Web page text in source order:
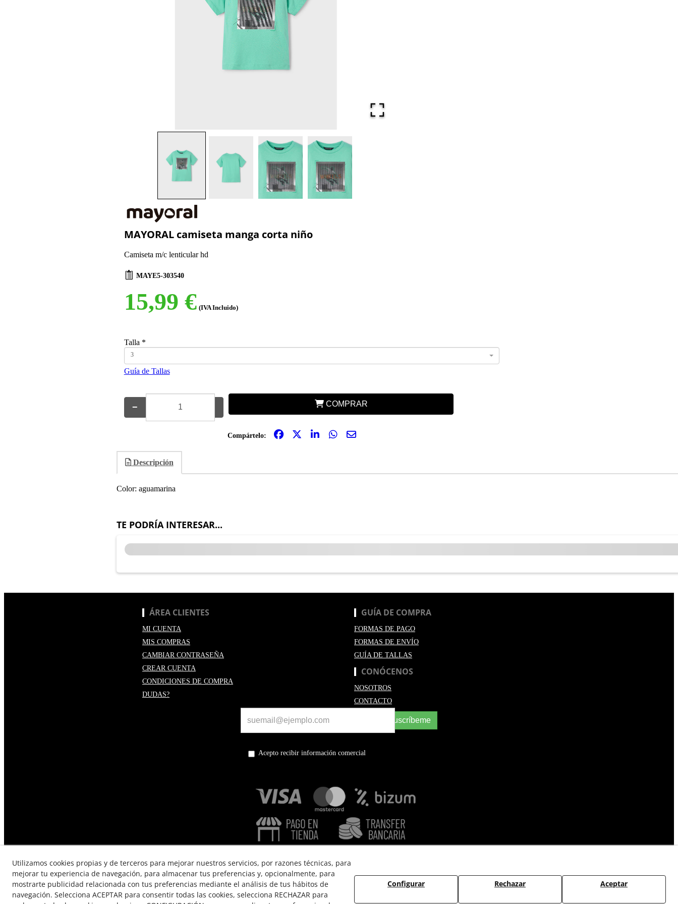
MAYORAL camiseta manga corta niño
Camiseta m/c lenticular hd
MAYE5-303540
15,99 € (IVA Incluido)
Talla *
3
Guía de Tallas
− COMPRAR
Compártelo:
Descripción
Color: aguamarina
TE PODRÍA INTERESAR...
ÁREA CLIENTES
MI CUENTA
MIS COMPRAS
CAMBIAR CONTRASEÑA
CREAR CUENTA
CONDICIONES DE COMPRA
DUDAS?
GUÍA DE COMPRA
FORMAS DE PAGO
FORMAS DE ENVÍO
GUÍA DE TALLAS
CONÓCENOS
NOSOTROS
CONTACTO
Suscríbeme
Acepto recibir información comercial
TÉRMINOS Y CONDICIONES DE USO POLÍTICA DE PRIVACIDAD POLÍTICA DE COOKIES CAMBIOS Y DEVOLUCIONES
Utilizamos cookies propias y de terceros para mejorar nuestros servicios, por razones técnicas, para
mejorar tu experiencia de navegación, para almacenar tus preferencias y, opcionalmente, para
mostrarte publicidad relacionada con tus preferencias mediante el análisis de tus hábitos de
navegación. Selecciona ACEPTAR para consentir todas las cookies, selecciona RECHAZAR para
Configurar Rechazar Aceptar